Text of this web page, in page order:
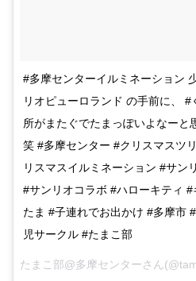
#多摩センターイルミネーション
リオピューロランド の手前に、
所がまたぐでたまっぽいよなーと
笑 #多摩センター #クリスマスツ
リスマスイルミネーション #サン
#サンリオコラボ #ハローキティ
たま #子連れでお出かけ #多摩市
児サークル #たまこ部